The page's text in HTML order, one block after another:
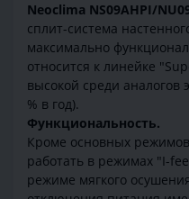
Neoclima NS09AHPI/
сплит-система
максимально
относится к линейке
высокой среди аналогов
% в год).
Функциональность.
Кроме основных
работать в режимах "I-
режиме мягкого